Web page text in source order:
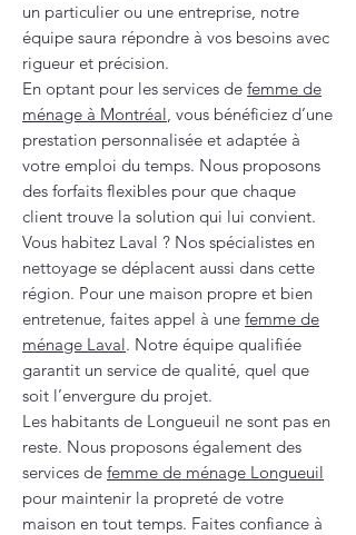
un particulier ou une entreprise, notre
équipe saura répondre à vos besoins avec
rigueur et précision.
En optant pour les services de femme de
ménage à Montréal, vous bénéficiez d’une
prestation personnalisée et adaptée à
votre emploi du temps. Nous proposons
des forfaits flexibles pour que chaque
client trouve la solution qui lui convient.
Vous habitez Laval ? Nos spécialistes en
nettoyage se déplacent aussi dans cette
région. Pour une maison propre et bien
entretenue, faites appel à une femme de
ménage Laval. Notre équipe qualifiée
garantit un service de qualité, quel que
soit l’envergure du projet.
Les habitants de Longueuil ne sont pas en
reste. Nous proposons également des
services de femme de ménage Longueuil
pour maintenir la propreté de votre
maison en tout temps. Faites confiance à